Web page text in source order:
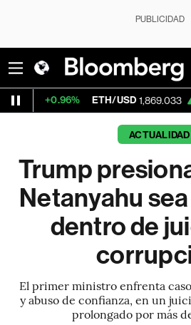
PUBLICIDAD
ETH/USD 1,869.033 +1.75%
ACTUALIDAD
Trump
Netanyahu
dentro de
El primer ministro enfrenta
y abuso de confianza, en un
prolongado por más